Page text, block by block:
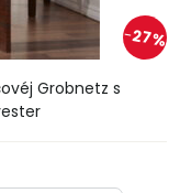
27%
Grobnetz s